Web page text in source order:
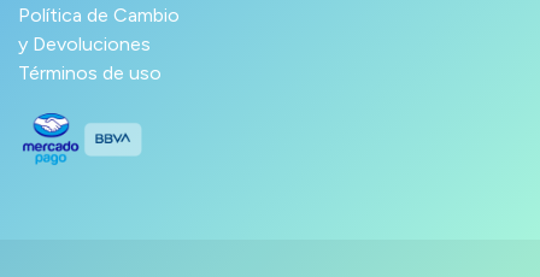
Política de Cambio
y Devoluciones
Términos de uso